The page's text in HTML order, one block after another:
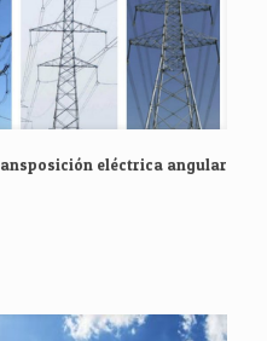
eléctrica angular